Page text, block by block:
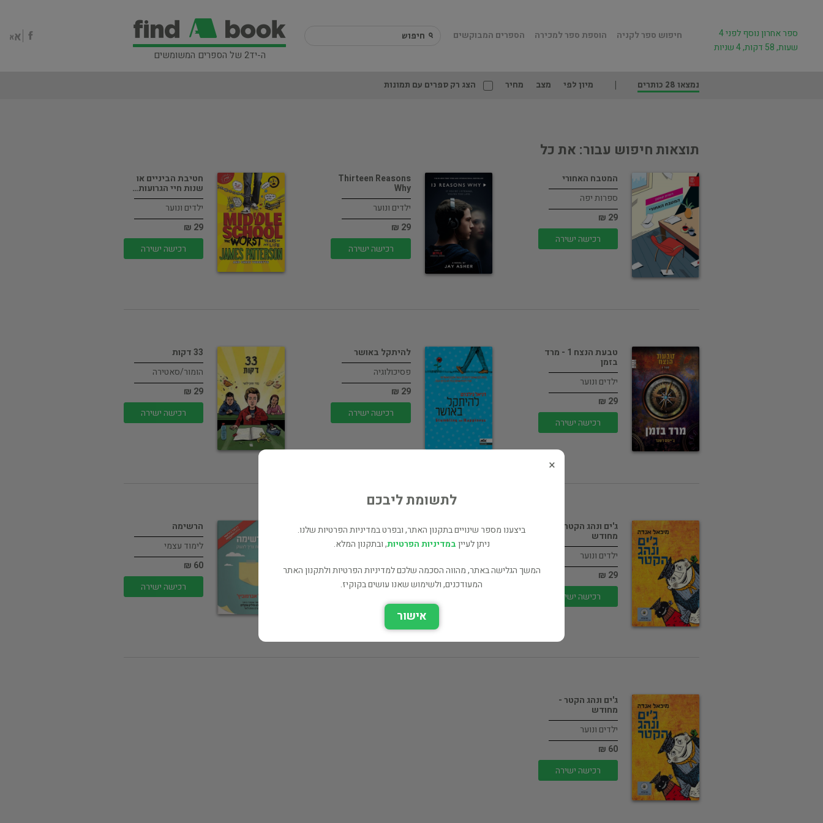
ה-יד2 של הספרים המשומשים
חיפוש ספר לקניה הוספת ספר למכירה הספרים המבוקשים
ספר אחרון נוסף לפני 4
שעות, 58 דקות, 4 שניות
נמצאו 28 כותרים מיון לפי מצב מחיר הצג רק ספרים עם תמונות
תוצאות חיפוש עבור: את כל
המטבח האחורי
ספרות יפה
29 ₪
רכישה ישירה
Thirteen Reasons
Why
ילדים ונוער
29 ₪
רכישה ישירה
חטיבת הביניים או
שנות חיי הגרועות…
ילדים ונוער
29 ₪
רכישה ישירה
טבעת הנצח 1 - מרד
בזמן
ילדים ונוער
29 ₪
רכישה ישירה
להיתקל באושר
פסיכולוגיה
29 ₪
רכישה ישירה
33 דקות
הומור/סאטירה
29 ₪
רכישה ישירה
ג'ים ונהג הקטר -
מחודש
ילדים ונוער
29 ₪
רכישה ישירה
העולם לא יכול
להתקיים בלעדיך
29 ₪
הרשימה
לימוד עצמי
60 ₪
רכישה ישירה
ג'ים ונהג הקטר -
מחודש
ילדים ונוער
60 ₪
רכישה ישירה
×
לתשומת ליבכם
ביצענו מספר שינויים בתקנון האתר, ובפרט במדיניות הפרטיות שלנו.
ניתן לעייןבמדיניות הפרטיות, ובתקנון המלא.
המשך הגלישה באתר, מהווה הסכמה שלכם למדיניות הפרטיות ולתקנון האתר
המעודכנים, ולשימוש שאנו עושים בקוקיז.
אישור